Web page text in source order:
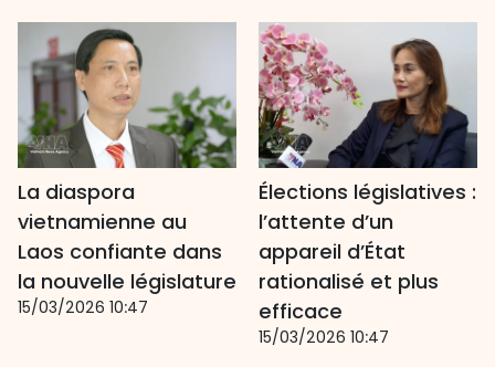
La diaspora
vietnamienne au
Laos confiante dans
la nouvelle législature
15/03/2026 10:47
Élections législatives :
l’attente d’un
appareil d’État
rationalisé et plus
efficace
15/03/2026 10:47